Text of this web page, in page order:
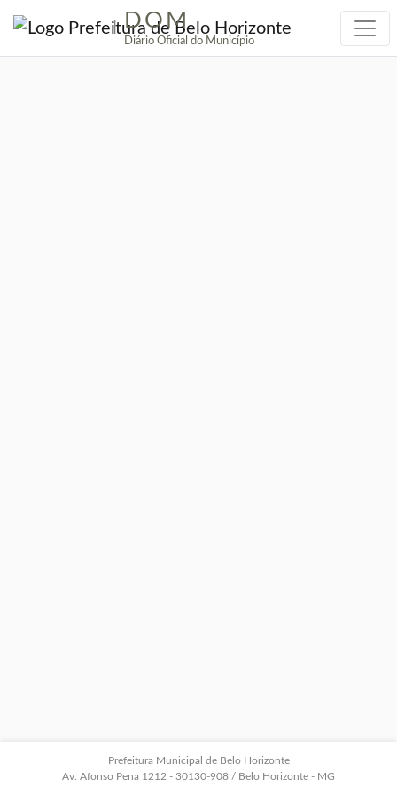
| DOM
Diário Oficial do Município
Prefeitura Municipal de Belo Horizonte
Av. Afonso Pena 1212 - 30130-908 / Belo Horizonte - MG